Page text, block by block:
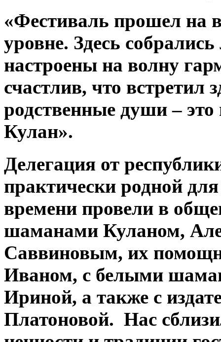
«Фестиваль прошел на
уровне. Здесь
настроены на волну
счастлив, что встретил
родственные души –
Кулан».
Делегация от
практически родной
времени провели в
шаманами Куланом,
Саввиновым, их
Иваном, с белыми
Ириной, а также с
Платоновой. Нас